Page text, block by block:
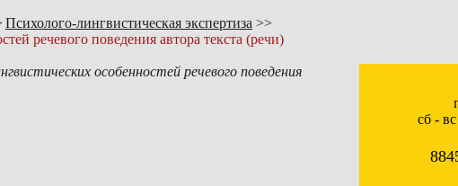
Психолого-лингвистическая экспертиза
речевого поведения автора текста (речи)
особенностей речевого поведения
сб -